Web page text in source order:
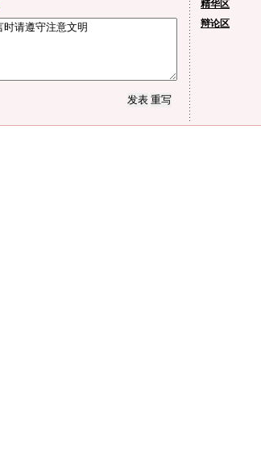
精华区
辩论区